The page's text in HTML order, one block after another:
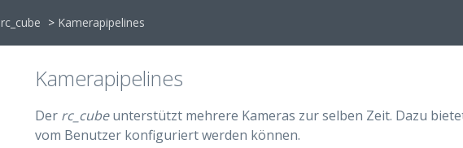
rc_cube > Kamerapipelines
Kamerapipelines
Der rc_cubeunterstützt mehrere Kameras zur selben Zeit. Dazu
vom Benutzer konfiguriert werden können.